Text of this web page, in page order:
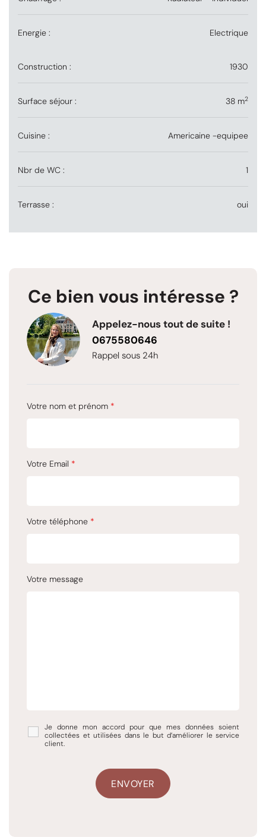
Energie : Electrique
Construction : 1930
Surface séjour : 38 m2
Cuisine : Americaine -equipee
Nbr de WC : 1
Terrasse : oui
Ce bien vous intéresse ?
Appelez-nous tout de suite !
0675580646
Rappel sous 24h
Votre nom et prénom *
Votre Email *
Votre téléphone *
Votre message
Je donne mon accord pour que mes données soient
collectées et utilisées dans le but d’améliorer le service
client.